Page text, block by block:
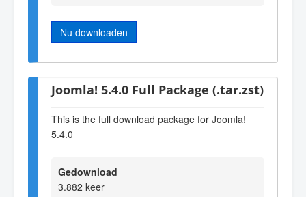
Nu downloaden
Joomla! 5.4.0 Full Package (.tar.zst)
This is the full download package for Joomla!
5.4.0
Gedownload
3.882 keer